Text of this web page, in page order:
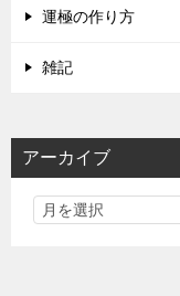
運極の作り方
雑記
アーカイブ